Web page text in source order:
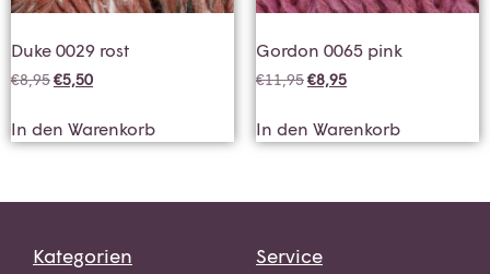
Duke 0029 rost
€8,95€5,50
In den Warenkorb
Gordon 0065 pink
€11,95€8,95
In den Warenkorb
Kategorien Service